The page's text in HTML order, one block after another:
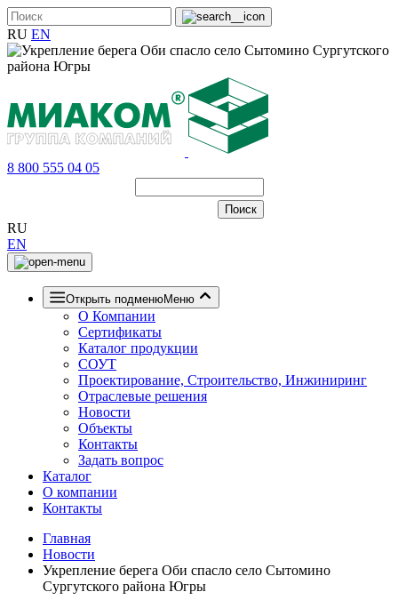
RU EN
8 800 555 04 05
RU
EN
Открыть подменюМеню
О Компании
Сертификаты
Каталог продукции
СОУТ
Проектирование, Строительство, Инжиниринг
Отраслевые решения
Новости
Объекты
Контакты
Задать вопрос
Каталог
О компании
Контакты
Главная
Новости
Укрепление берега Оби спасло село Сытомино
Сургутского района Югры